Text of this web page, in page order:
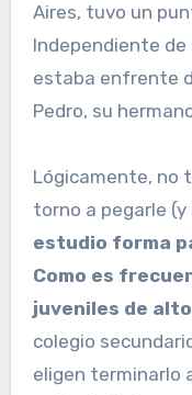
Aires, tuvo un
Independiente
estaba enfrente
Pedro, su
Lógicamente, no
torno a pegarle
estudio forma
Como es
juveniles de
colegio
eligen terminarlo